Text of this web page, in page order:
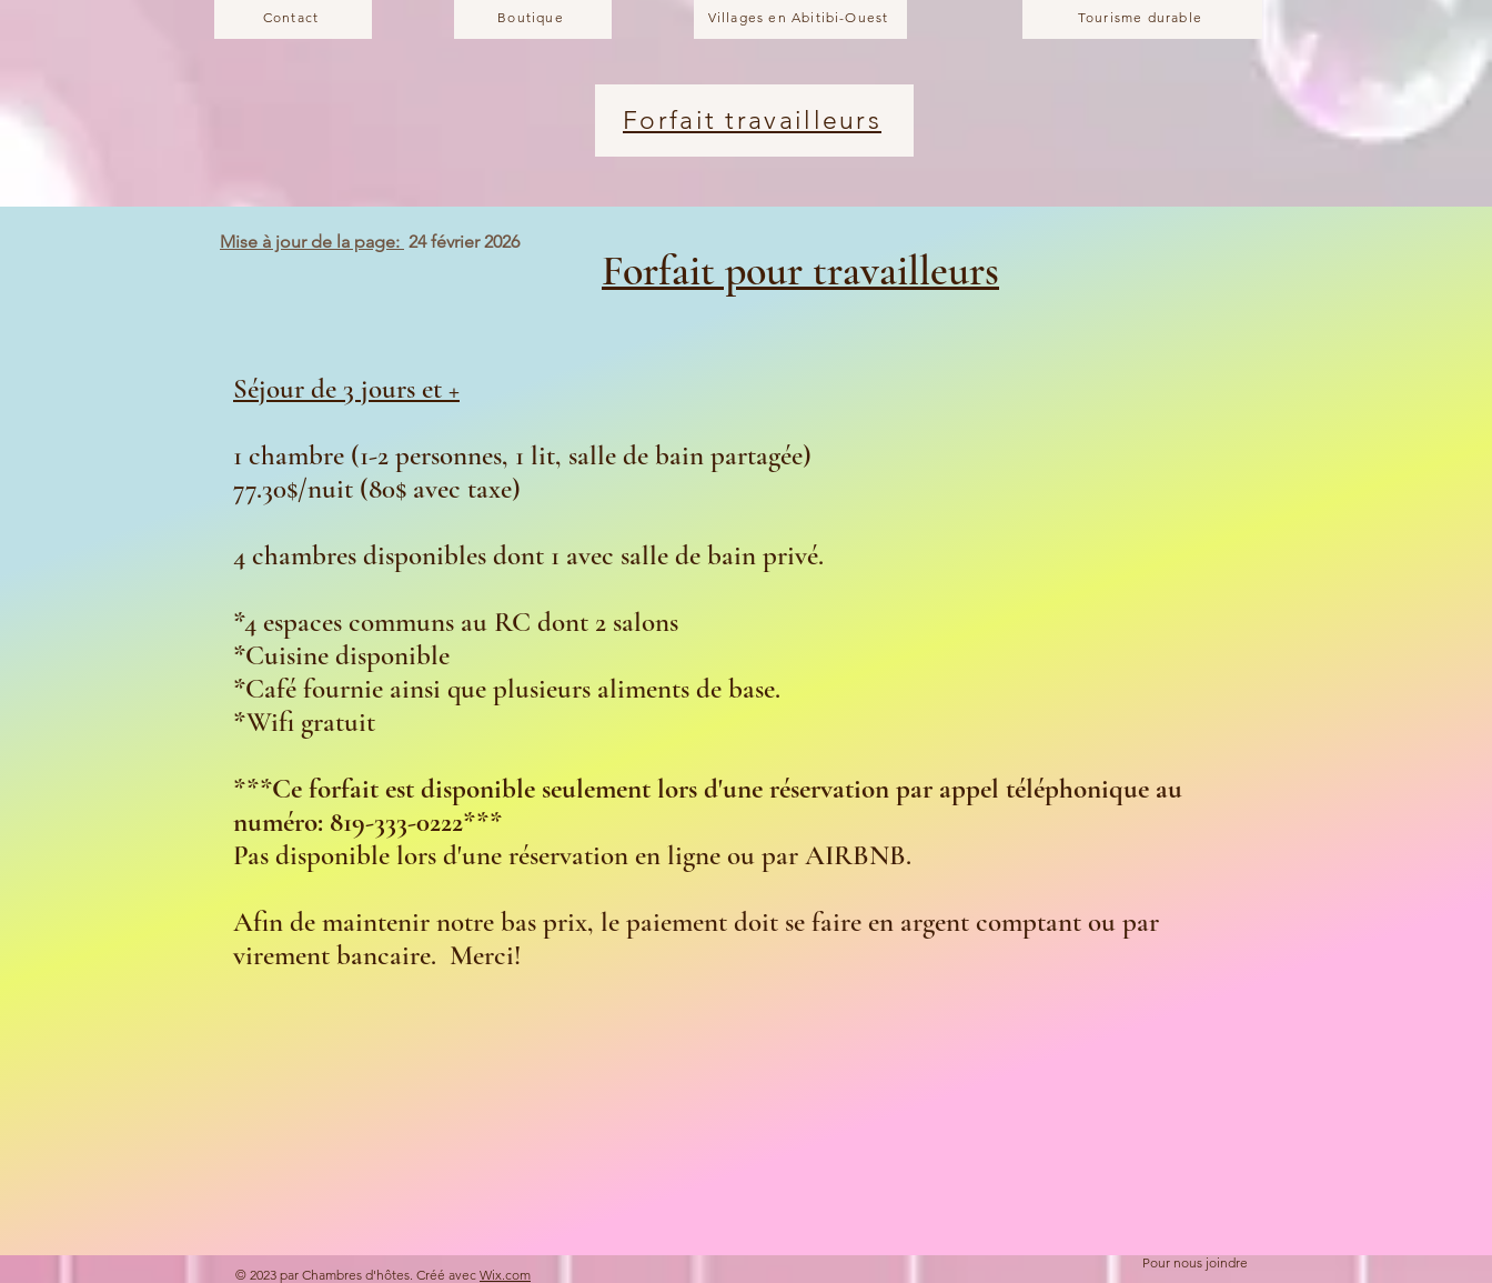
Contact Boutique Villages en Abitibi-Ouest Tourisme durable
Forfait travailleurs
Forfait pour travailleurs
Mise à jour de la page: 24 février 2026
Séjour de 3 jours et +
1 chambre (1-2 personnes, 1 lit, salle de bain partagée)
77.30$/nuit (80$ avec taxe)
4 chambres disponibles dont 1 avec salle de bain privé.
*4 espaces communs au RC dont 2 salons
*Cuisine disponible
*Café fournie ainsi que plusieurs aliments de base.
*Wifi gratuit
***Ce forfait est disponible seulement lors d'une réservation par appel téléphonique au
numéro: 819-333-0222***
Pas disponible lors d'une réservation en ligne ou par AIRBNB.
Afin de maintenir notre bas prix, le paiement doit se faire en argent comptant ou par
virement bancaire. Merci!
© 2023 par Chambres d'hôtes. Créé avec Wix.com
Pour nous joindre